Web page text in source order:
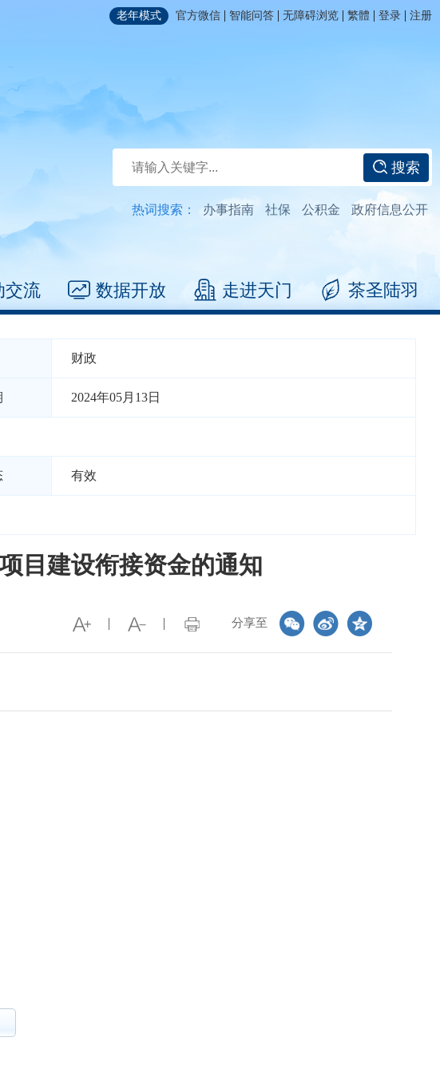
老年模式 官方微信 | 智能问答 | 无障碍浏览 | 繁體 | 登录 | 注册
搜索
热词搜索： 办事指南 社保 公积金 政府信息公开
交流 数据开放 走进天门 茶圣陆羽
财政
2024年05月13日
有效
目建设衔接资金的通知
分享至